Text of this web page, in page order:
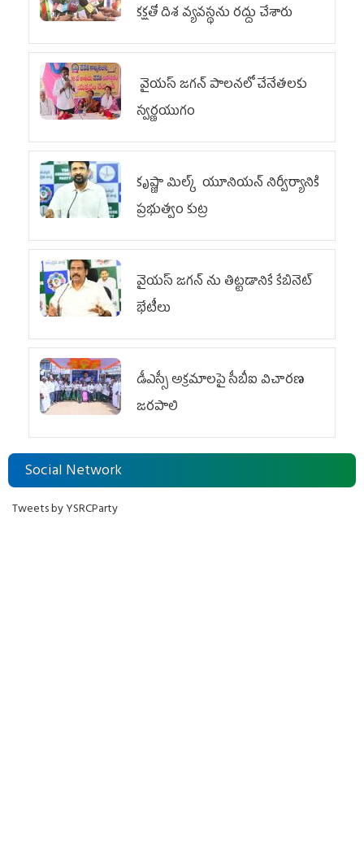
కక్షతో దిశ వ్య‌వ‌స్థ‌ను రద్దు చేశారు
వైయ‌స్ జగన్ పాలనలో చేనేతలకు
స్వర్ణయుగం
కృష్ణా మిల్క్‌ యూనియన్‌ నిర్వీర్యానికి
ప్రభుత్వం కుట్ర
వైయ‌స్ జగన్‌ ను తిట్టడానికే కేబినెట్‌
భేటీలు
డీఎస్సీ అక్రమాలపై సీబీఐ విచారణ
జరపాలి
Social Network
Tweets by YSRCParty